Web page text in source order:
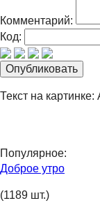
Комментарий:
Код:
Текст на
Популярное:
Доброе утро
(1189 шт.)